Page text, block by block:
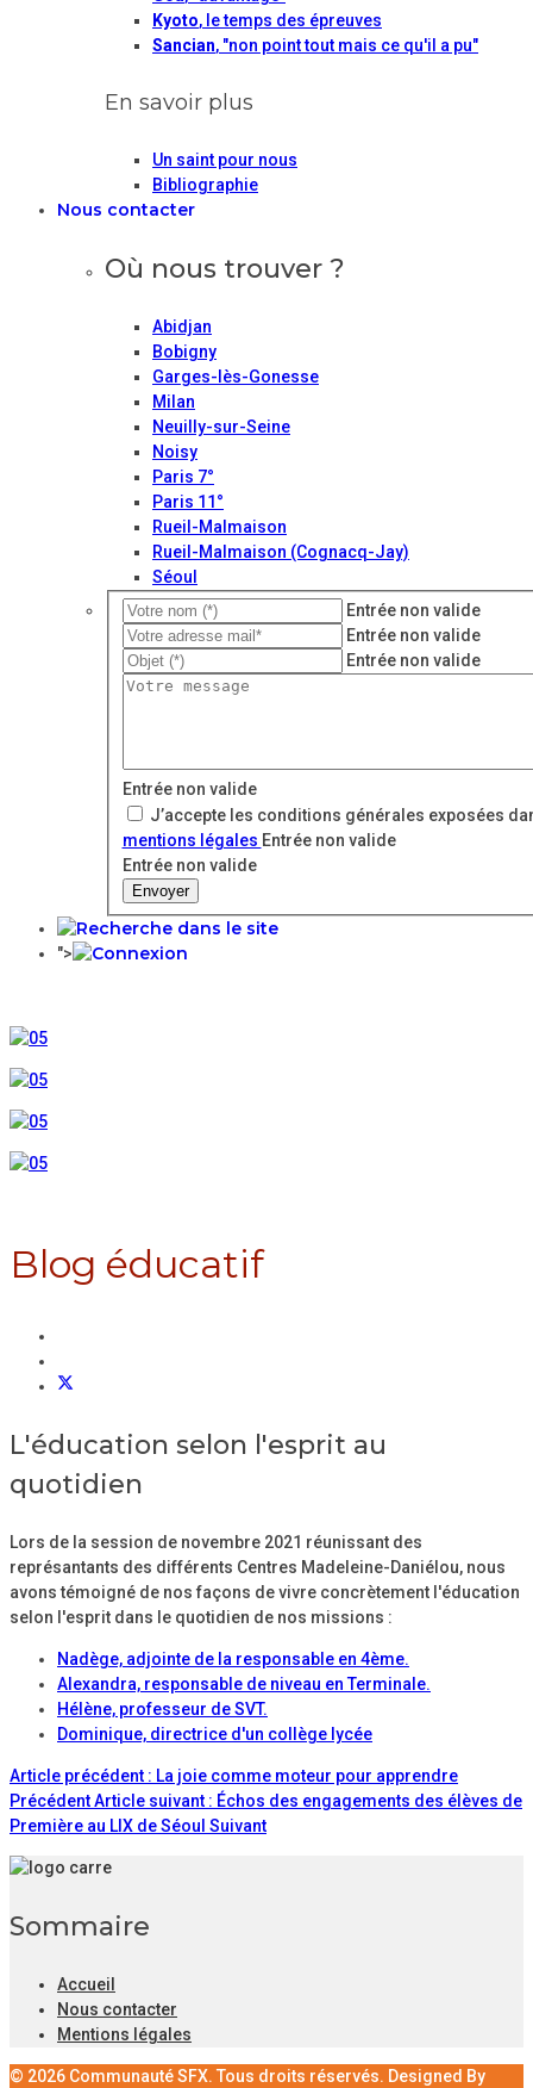
Kyoto, le temps des épreuves
Sancian, "non point tout mais ce qu'il a pu"
En savoir plus
Un saint pour nous
Bibliographie
Nous contacter
Où nous trouver ?
Abidjan
Bobigny
Garges-lès-Gonesse
Milan
Neuilly-sur-Seine
Noisy
Paris 7°
Paris 11°
Rueil-Malmaison
Rueil-Malmaison (Cognacq-Jay)
Séoul
Entrée non valide
Entrée non valide
Entrée non valide
Entrée non valide
J’accepte les conditions générales exposées
mentions légales Entrée non valide
Entrée non valide
Envoyer
">
Blog éducatif
L'éducation selon l'esprit au
quotidien
Lors de la session de novembre 2021 réunissant des
représantants des différents Centres Madeleine-Daniélou, nous
avons témoigné de nos façons de vivre concrètement l'éducation
selon l'esprit dans le quotidien de nos missions :
Nadège, adjointe de la responsable en 4ème.
Alexandra, responsable de niveau en Terminale.
Hélène, professeur de SVT.
Dominique, directrice d'un collège lycée
Article précédent : La joie comme moteur pour apprendre
PrécédentArticle suivant : Échos des engagements des élèves de
Première au LIX de Séoul Suivant
Sommaire
Accueil
Nous contacter
Mentions légales
© 2026 Communauté SFX. Tous droits réservés. Designed By